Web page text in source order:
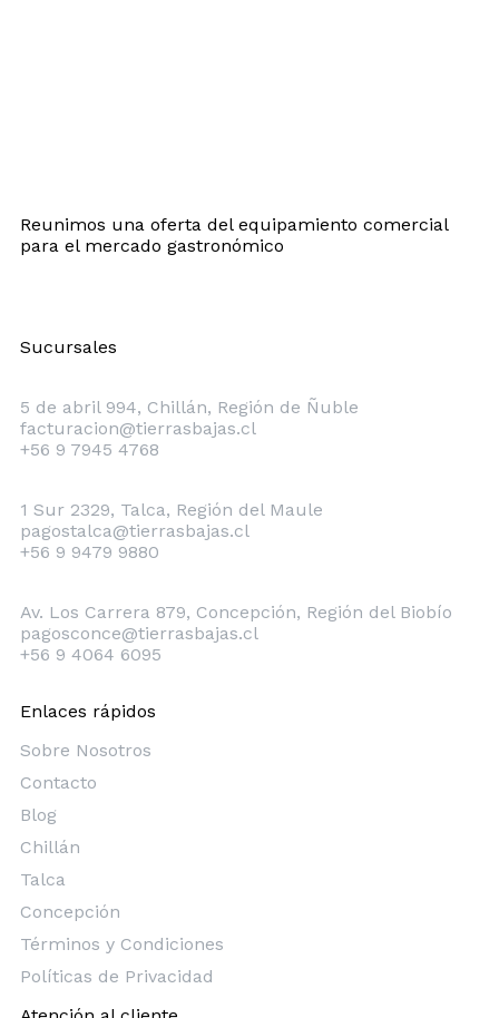
Reunimos una oferta del equipamiento comercial
para el mercado gastronómico
Sucursales
5 de abril 994, Chillán, Región de Ñuble
facturacion@tierrasbajas.cl
+56 9 7945 4768
1 Sur 2329, Talca, Región del Maule
pagostalca@tierrasbajas.cl
+56 9 9479 9880
Av. Los Carrera 879, Concepción, Región del Biobío
pagosconce@tierrasbajas.cl
+56 9 4064 6095
Enlaces rápidos
Sobre Nosotros
Contacto
Blog
Chillán
Talca
Concepción
Términos y Condiciones
Políticas de Privacidad